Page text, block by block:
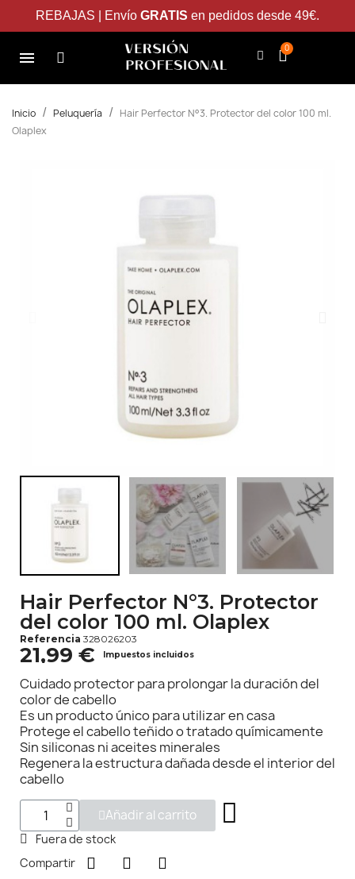
REBAJAS | Envío GRATIS en pedidos desde 49€.
Inicio Peluquería
Hair Perfector N°3. Protector del color 100 ml.
Olaplex
Hair Perfector N°3. Protector
del color 100 ml. Olaplex
Referencia 328026203
21,99 € Impuestos incluidos
Cuidado protector para prolongar la duración del
color de cabello
Es un producto único para utilizar en casa
Protege el cabello teñido o tratado químicamente
Sin siliconas ni aceites minerales
Regenera la estructura dañada desde el interior del
cabello
Añadir al carrito
Fuera de stock
Compartir